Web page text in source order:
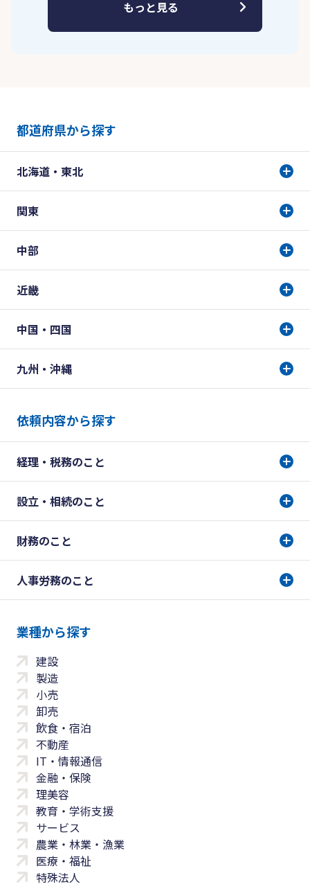
もっと見る
都道府県から探す
北海道・東北
関東
中部
近畿
中国・四国
九州・沖縄
依頼内容から探す
経理・税務のこと
設立・相続のこと
財務のこと
人事労務のこと
業種から探す
建設
製造
小売
卸売
飲食・宿泊
不動産
IT・情報通信
金融・保険
理美容
教育・学術支援
サービス
農業・林業・漁業
医療・福祉
特殊法人